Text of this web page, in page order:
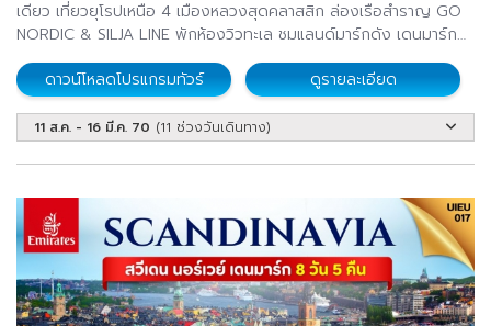
เดียว เที่ยวยุโรปเหนือ 4 เมืองหลวงสุดคลาสสิก ล่องเรือสำราญ GO
NORDIC & SILJA LINE พักห้องวิวทะเล ชมแลนด์มาร์กดัง เดนมาร์ก
นอร์เวย์ สวีเดน ฟินแลนด์ เช็กอินเมืองเก่าสุดโรแมนติก พร้อมช้อปปิ้ง
จุใจ บุฟเฟต์อาหารทะเลสไตล์สแกนดิเนเวียนบนเรือ
ดาวน์โหลดโปรแกรมทัวร์ ดูรายละเอียด
11 ส.ค. - 16 มี.ค. 70 (11 ช่วงวันเดินทาง)